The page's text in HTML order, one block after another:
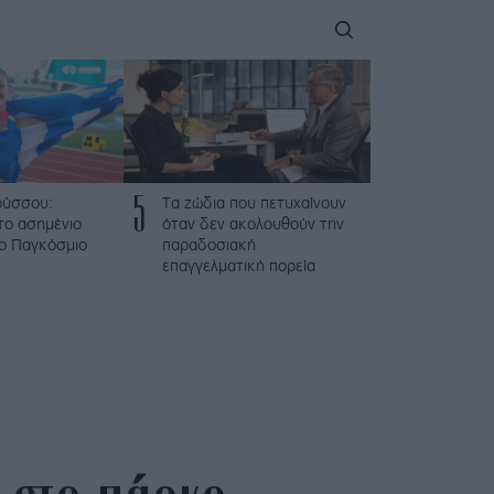
ασημένιο
Παγκόσμιο
5
Τα ζώδια που πετυχαίνουν
όταν δεν ακολουθούν την
παραδοσιακή
επαγγελματική πορεία